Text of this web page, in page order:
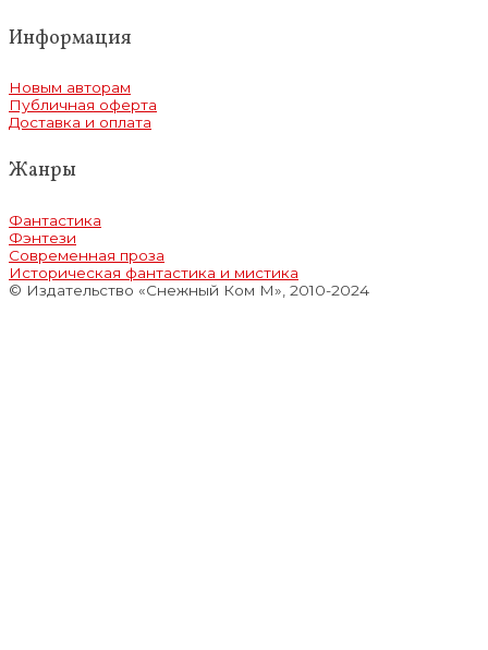
Информация
Новым авторам
Публичная оферта
Доставка и оплата
Жанры
Фантастика
Фэнтези
Современная проза
Историческая фантастика и мистика
© Издательство «Снежный Ком М», 2010-2024